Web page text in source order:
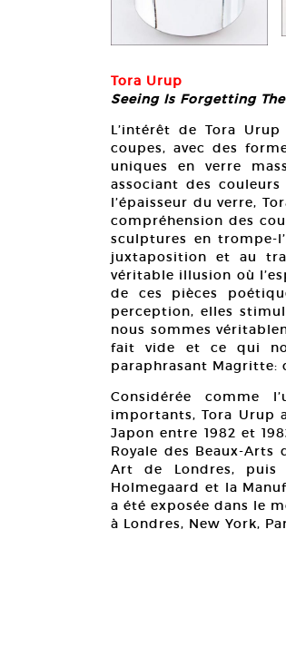
Tora Urup
Seeing Is Forgetting
L’intérêt de Tora
coupes, avec des
uniques en verre
associant des
l’épaisseur du verre,
compréhension des
sculptures en trompe-
juxtaposition et au
véritable illusion où
de ces pièces
perception, elles
nous sommes
fait vide et ce qui
paraphrasant Magritte:
Considérée comme
importants, Tora Urup
Japon entre 1982 et
Royale des Beaux-
Art de Londres, puis
Holmegaard et la
a été exposée dans le
à Londres, New York,